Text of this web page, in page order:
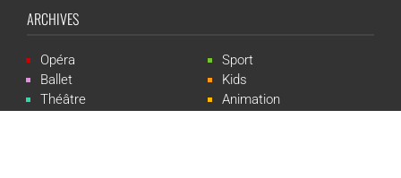
ARCHIVES
Opéra
Ballet
Théâtre
Sport
Kids
Animation